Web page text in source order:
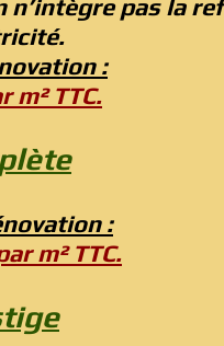
n’intègre pas la
:
m² TTC.
:
m² TTC.